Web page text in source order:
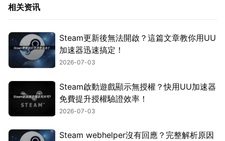
相关资讯
Steam更新後無法開啟？這篇文章教你用UU
加速器迅速搞定！
2026-07-03
Steam啟動遊戲顯示無授權？快用UU加速器
免費提升授權驗證效率！
2026-07-03
Steam webhelper沒有回應？完整解析原因